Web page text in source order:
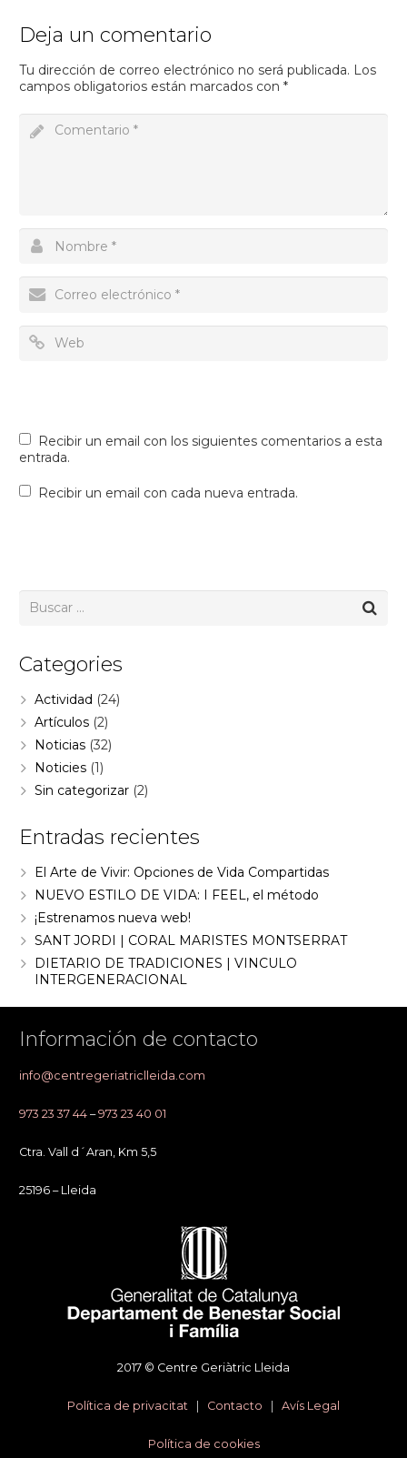
Deja un comentario
Tu dirección de correo electrónico no será publicada. Los
campos obligatorios están marcados con *
Recibir un email con los siguientes comentarios a esta
entrada.
Recibir un email con cada nueva entrada.
Categories
Actividad (24)
Artículos(2)
Noticias(32)
Noticies(1)
Sin categorizar(2)
Entradas recientes
El Arte de Vivir: Opciones de Vida Compartidas
NUEVO ESTILO DE VIDA: I FEEL, el método
¡Estrenamos nueva web!
SANT JORDI | CORAL MARISTES MONTSERRAT
DIETARIO DE TRADICIONES | VINCULO
INTERGENERACIONAL
Información de contacto
info@centregeriatriclleida.com
973 23 37 44 –973 23 40 01
Ctra. Vall d´Aran, Km 5,5
25196 – Lleida
2017 © Centre Geriàtric Lleida
Política de privacitat Contacto Avís Legal
Política de cookies